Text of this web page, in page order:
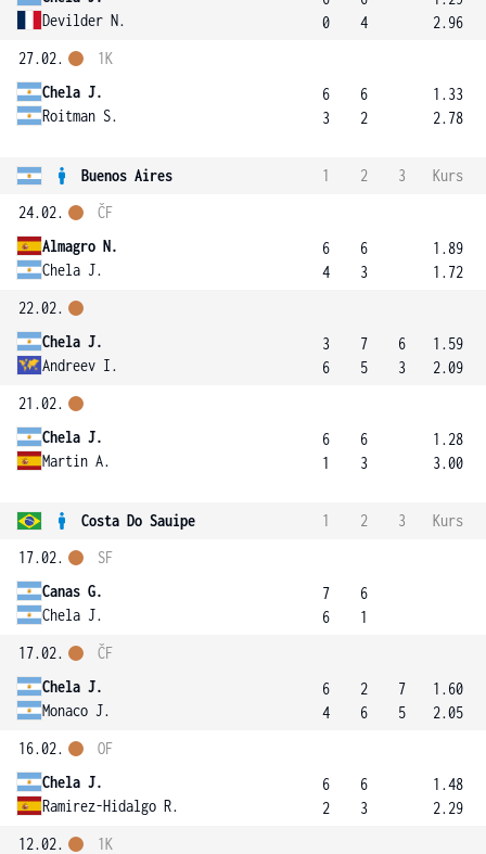
Devilder N.
0
4
2.96
27.02.
Chela J.
Roitman S.
1K
6
3
6
2
1.33
2.78
Buenos Aires 1 2 3
Kurs
24.02.
Almagro N.
Chela J.
ČF
6
4
6
3
1.89
1.72
22.02.
Chela J.
Andreev I.
3
6
7
5
6
3
1.59
2.09
21.02.
Chela J.
Martin A.
6
1
6
3
1.28
3.00
Costa Do Sauipe 1 2 3
Kurs
17.02.
Canas G.
Chela J.
SF
7
6
6
1
17.02.
Chela J.
Monaco J.
ČF
6
4
2
6
7
5
1.60
2.05
16.02.
Chela J.
Ramirez-Hidalgo R.
OF
6
2
6
3
1.48
2.29
12.02.
1K